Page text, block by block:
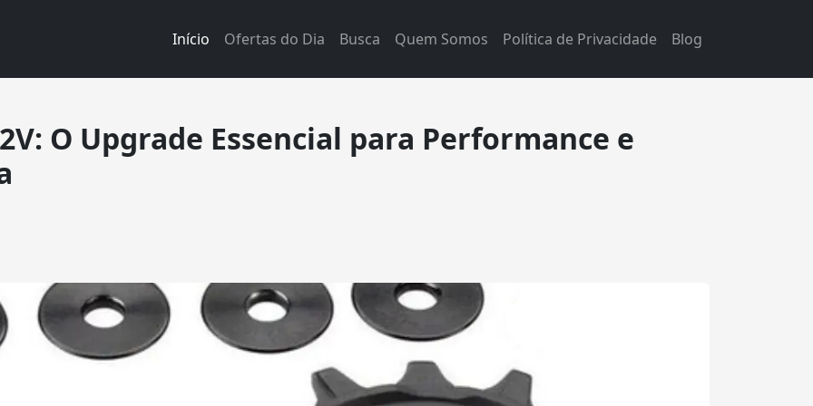
Início Ofertas do Dia Busca Quem Somos Política de Privacidade Blog
O Upgrade Essencial para Performance e